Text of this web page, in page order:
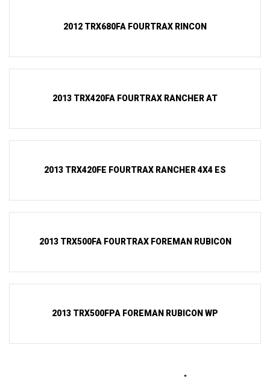
2012 TRX680FA FOURTRAX RINCON
2013 TRX420FA FOURTRAX RANCHER AT
2013 TRX420FE FOURTRAX RANCHER 4X4 ES
2013 TRX500FA FOURTRAX FOREMAN RUBICON
2013 TRX500FPA FOREMAN RUBICON WP